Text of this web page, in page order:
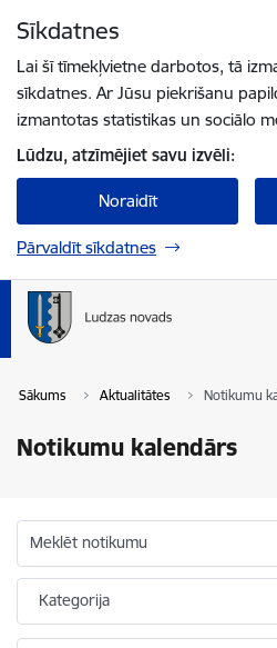
Sīkdatnes
Lai šī tīmekļvietne darbotos, tā
sīkdatnes. Ar Jūsu piekrišanu
izmantotas statistikas un sociālo
Lūdzu, atzīmējiet savu izvēli:
Noraidīt
Pārvaldīt sīkdatnes
Sākums Aktualitātes Notikumu
Notikumu kalendārs
Meklēt notikumu
Kategorija